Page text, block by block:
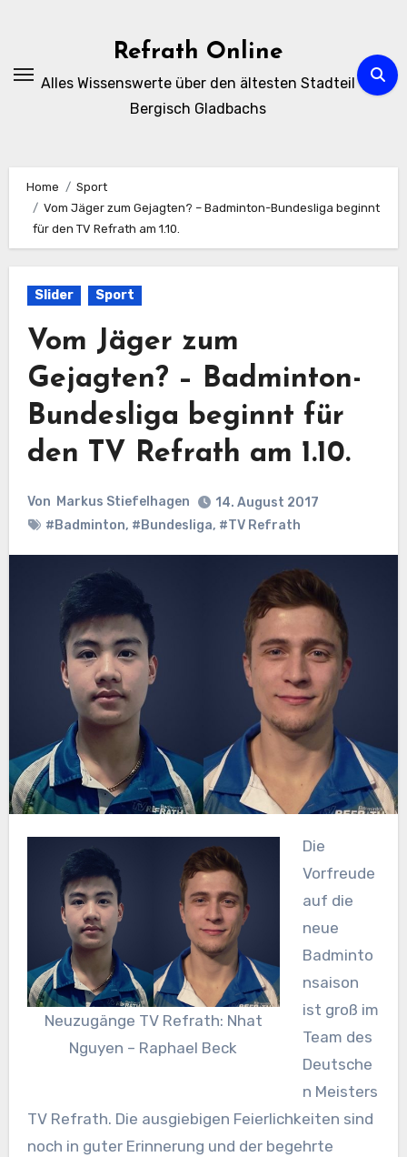
Refrath Online
Alles Wissenswerte über den ältesten Stadteil
Bergisch Gladbachs
Home
Sport
Vom Jäger zum Gejagten? – Badminton-Bundesliga beginnt
für den TV Refrath am 1.10.
Slider Sport
Vom Jäger zum
Gejagten? – Badminton-
Bundesliga beginnt für
den TV Refrath am 1.10.
Von Markus Stiefelhagen
14. August 2017
#Badminton, #Bundesliga, #TV Refrath
Neuzugänge TV Refrath: Nhat
Nguyen – Raphael Beck
Die
Vorfreude
auf die
neue
Badminto
nsaison
ist groß im
Team des
Deutsche
n Meisters
TV Refrath. Die ausgiebigen Feierlichkeiten sind
noch in guter Erinnerung und der begehrte